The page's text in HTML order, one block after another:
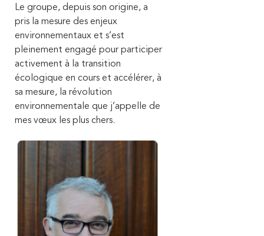
Le groupe, depuis son origine, a
pris la mesure des enjeux
environnementaux et s’est
pleinement engagé pour participer
activement à la transition
écologique en cours et accélérer, à
sa mesure, la révolution
environnementale que j’appelle de
mes vœux les plus chers.